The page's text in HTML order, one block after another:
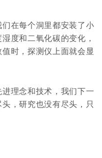
在每个洞里都安装了小
度和二氧化碳的变化，
时，探测仪上面就会显
理念和技术，我们下一
，研究也没有尽头，只